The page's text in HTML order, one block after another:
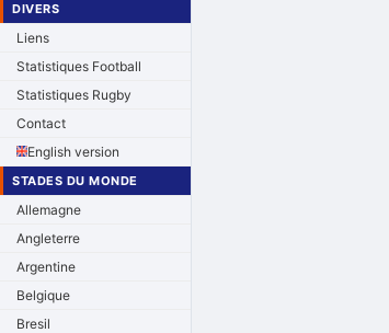
DIVERS
Liens
Statistiques Football
Statistiques Rugby
Contact
English version
STADES DU MONDE
Allemagne
Angleterre
Argentine
Belgique
Bresil